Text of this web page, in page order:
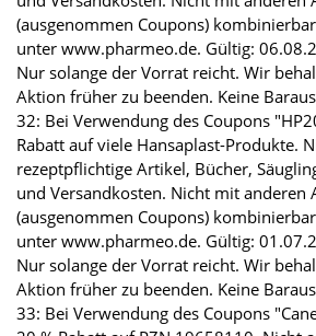
(ausgenommen Coupons)
unter www.pharmeo.de. Gültig:
Nur solange der Vorrat reicht. Wir
Aktion früher zu beenden. Keine
32: Bei Verwendung des Coupons
Rabatt auf viele Hansaplast-Produkte.
rezeptpflichtige Artikel, Bücher,
und Versandkosten. Nicht mit anderen
(ausgenommen Coupons)
unter www.pharmeo.de. Gültig:
Nur solange der Vorrat reicht. Wir
Aktion früher zu beenden. Keine
33: Bei Verwendung des Coupons